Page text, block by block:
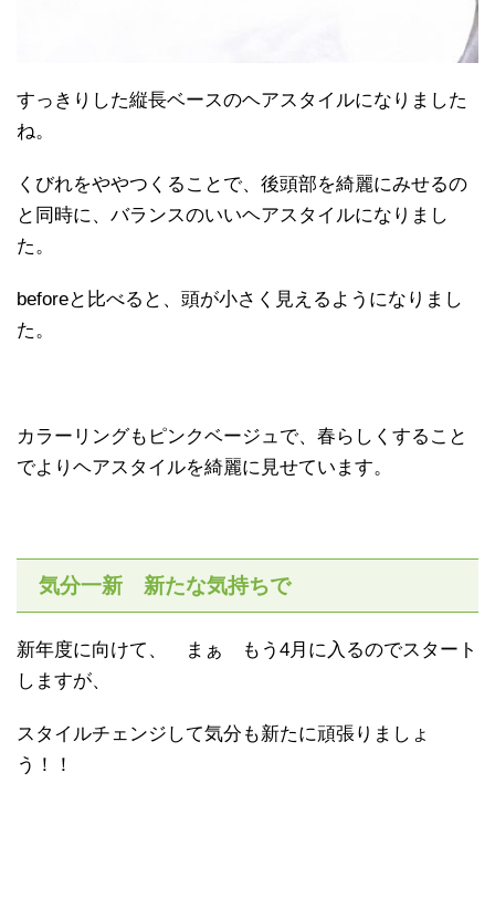
すっきりした縦長ベースのヘアスタイルになりました
ね。
くびれをややつくることで、後頭部を綺麗にみせるの
と同時に、バランスのいいヘアスタイルになりまし
た。
beforeと比べると、頭が小さく見えるようになりまし
た。
カラーリングもピンクベージュで、春らしくすること
でよりヘアスタイルを綺麗に見せています。
気分一新 新たな気持ちで
新年度に向けて、 まぁ もう4月に入るのでスタート
しますが、
スタイルチェンジして気分も新たに頑張りましょ
う！！